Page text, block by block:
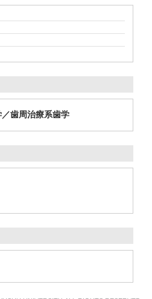
歯周治療系歯学